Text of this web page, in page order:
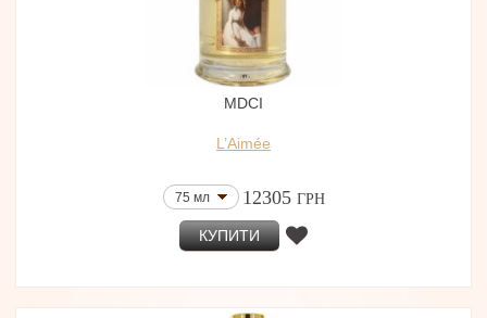
MDCI
L’Aimée
75 мл 12305 ГРН
КУПИТИ